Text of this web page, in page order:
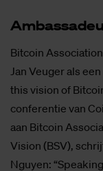
Bitcoin
Jan Veuger als
this vision of
conferentie van
aan Bitcoin
Vision (BSV),
Nguyen: